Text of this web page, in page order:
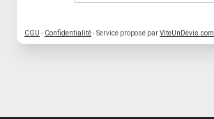
CGU - Confidentialité- Service proposé parViteUnDevis.com